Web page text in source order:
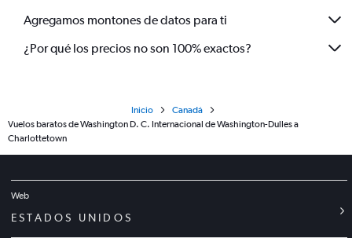
Agregamos montones de datos para ti
¿Por qué los precios no son 100% exactos?
Inicio
Canadá
Vuelos baratos de Washington D. C. Internacional de Washington-Dulles a
Charlottetown
Web
ESTADOS UNIDOS